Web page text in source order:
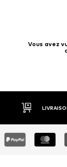
Vous avez